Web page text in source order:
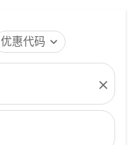
优惠代码 expand_more
close